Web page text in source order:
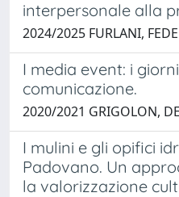
interpersonale alla
2024/2025 FURLANI,
I media event: i
comunicazione.
2020/2021 GRIGOLON,
I mulini e gli opifici
Padovano. Un
la valorizzazione